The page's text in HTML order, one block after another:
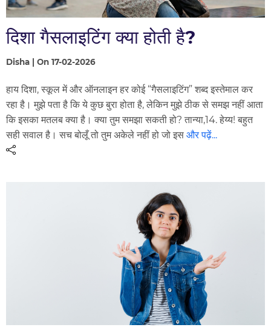
दिशा गैसलाइटिंग क्या होती है?
Disha | On 17-02-2026
हाय दिशा, स्कूल में और ऑनलाइन हर कोई “गैसलाइटिंग” शब्द इस्तेमाल कर
रहा है। मुझे पता है कि ये कुछ बुरा होता है, लेकिन मुझे ठीक से समझ नहीं आता
कि इसका मतलब क्या है। क्या तुम समझा सकती हो? तान्या,14. हेय्य! बहुत
सही सवाल है। सच बोलूँ तो तुम अकेले नहीं हो जो इसऔर पढ़ें...